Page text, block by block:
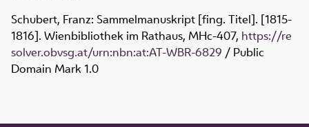
Schubert, Franz: Sammelmanuskript [fing. Titel]. [1815-
1816]. Wienbibliothek im Rathaus, MHc-407, https://re
solver.obvsg.at/urn:nbn:at:AT-WBR-6829 / Public
Domain Mark 1.0